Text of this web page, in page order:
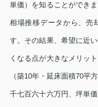
単価）を知ることができ
相場推移データから、売
す。その結果、希望に近
くなる点が大きなメリッ
（築10年・延床面積70平
千七百六十六万円、坪単